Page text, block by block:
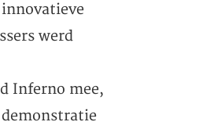
werd
Inferno mee,